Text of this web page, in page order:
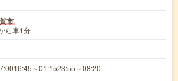
市
ら車1分
～01:1523:55～08:20